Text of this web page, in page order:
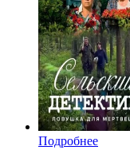
Подробнее